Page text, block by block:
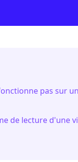
pas sur
de lecture d'une